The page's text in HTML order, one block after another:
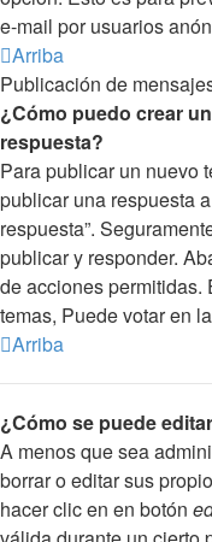
e-mail por usuarios
Arriba
Publicación de
¿Cómo puedo crear
respuesta?
Para publicar un nuevo
publicar una respuesta
respuesta”.
publicar y responder.
de acciones
temas, Puede votar en
Arriba
¿Cómo se puede
A menos que sea
borrar o editar sus
hacer clic en en botón